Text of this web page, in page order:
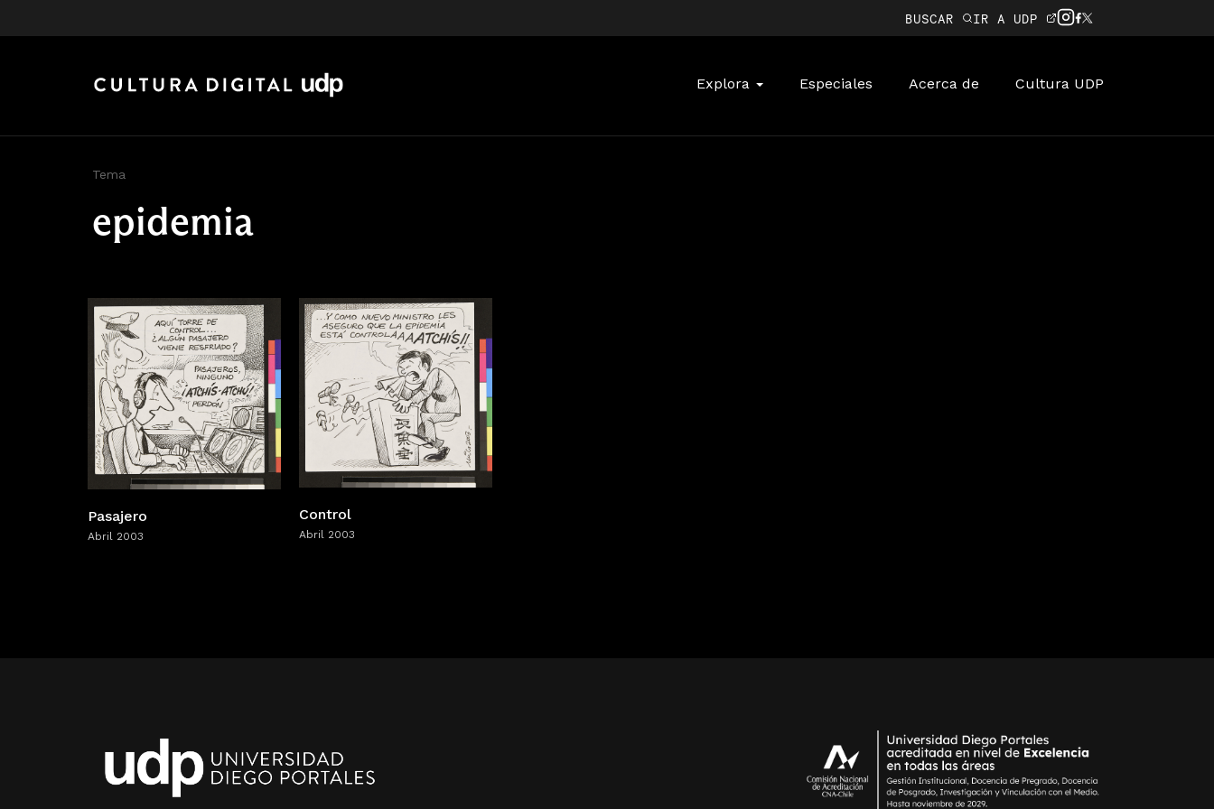
BUSCAR IR A UDP
Explora Especiales Acerca de Cultura UDP
Tema
epidemia
Pasajero
Abril 2003
Control
Abril 2003